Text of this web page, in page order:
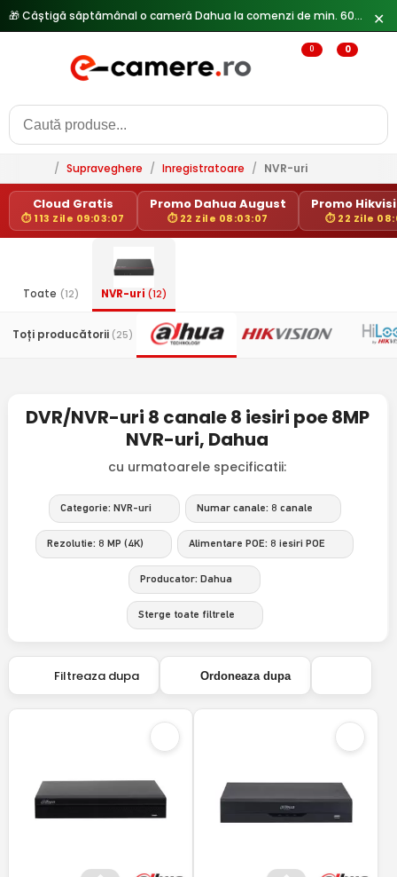
🎁 Câștigă săptămânal o cameră Dahua la comenzi de min. 600 lei — ✕
0 0
/ Supraveghere / Inregistratoare / NVR-uri
Cloud Gratis
⏱ 113 Zile 09:03:06
Promo Dahua August
⏱ 22 Zile 08:03:06
Promo
⏱ 22 Zile
Toate (12) NVR-uri (12)
Toți producătorii (25)
DVR/NVR-uri 8 canale 8 iesiri poe 8MP
NVR-uri, Dahua
cu urmatoarele specificatii:
Categorie: NVR-uri Numar canale: 8 canale
Rezolutie: 8 MP (4K) Alimentare POE: 8 iesiri POE
Producator: Dahua
Sterge toate filtrele
Filtreaza dupa Ordoneaza dupa